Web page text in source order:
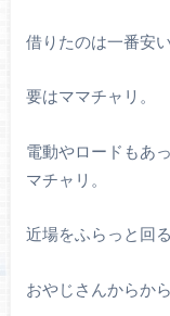
借りたのは一番安
要はママチャリ。
電動やロードもあ
マチャリ。
近場をふらっと回
おやじさんからか